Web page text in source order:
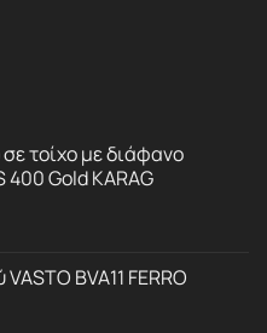
τοίχο με διάφανο
400 Gold KARAG
BVA11 FERRO